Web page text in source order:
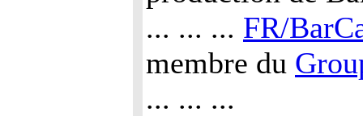
... ... ... FR/
membre du
... ... ...